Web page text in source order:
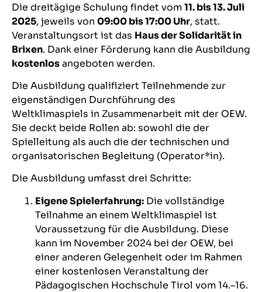
Die dreitägige Schulung findet vom11. bis 13. Juli
2025, jeweils von 09:00 bis 17:00 Uhr, statt.
Veranstaltungsort ist das Haus der Solidarität in
Brixen. Dank einer Förderung kann die Ausbildung
kostenlosangeboten werden.
Die Ausbildung qualifiziert Teilnehmende zur
eigenständigen Durchführung des
Weltklimaspiels in Zusammenarbeit mit der OEW.
Sie deckt beide Rollen ab: sowohl die der
Spielleitung als auch die der technischen und
organisatorischen Begleitung (Operator*in).
Die Ausbildung umfasst drei Schritte:
Eigene Spielerfahrung: Die vollständige
Teilnahme an einem Weltklimaspiel ist
Voraussetzung für die Ausbildung. Diese
kann im November 2024 bei der OEW, bei
einer anderen Gelegenheit oder im Rahmen
einer kostenlosen Veranstaltung der
Pädagogischen Hochschule Tirol vom 14.–16.